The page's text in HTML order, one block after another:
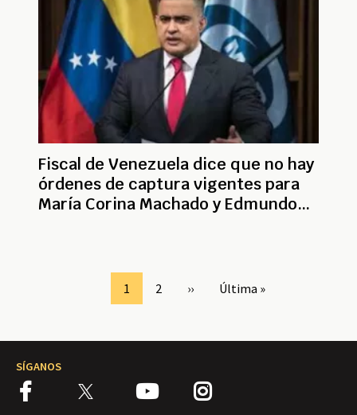
Fiscal de Venezuela dice que no hay
órdenes de captura vigentes para
María Corina Machado y Edmundo
Page
1 Page
2
Siguiente
››
Última
Última »
SÍGANOS